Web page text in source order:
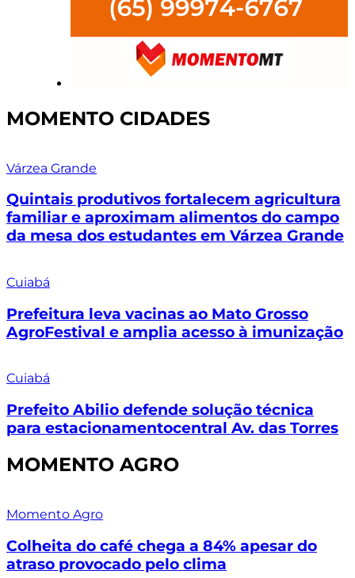
MOMENTO CIDADES
Várzea Grande
Quintais produtivos fortalecem agricultura
familiar e aproximam alimentos do campo
da mesa dos estudantes em Várzea Grande
Cuiabá
Prefeitura leva vacinas ao Mato Grosso
AgroFestival e amplia acesso à imunização
Cuiabá
Prefeito Abilio defende solução técnica
para estacionamentocentral Av. das Torres
MOMENTO AGRO
Momento Agro
Colheita do café chega a 84% apesar do
atraso provocado pelo clima